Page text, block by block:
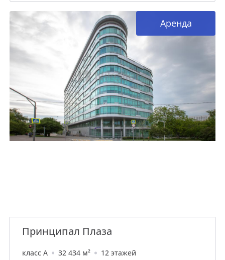
Аренда
Принципал Плаза
класс A 32 434 м² 12 этажей